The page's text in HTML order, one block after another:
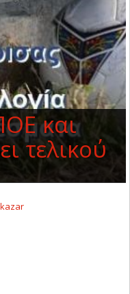
και
τελικού